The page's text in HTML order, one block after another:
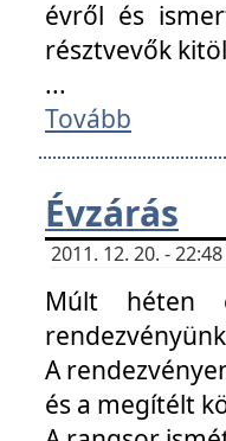
évről és
résztvevők
...
Tovább
Évzárás
2011. 12. 20. -
Múlt héten
A
és a megítélt